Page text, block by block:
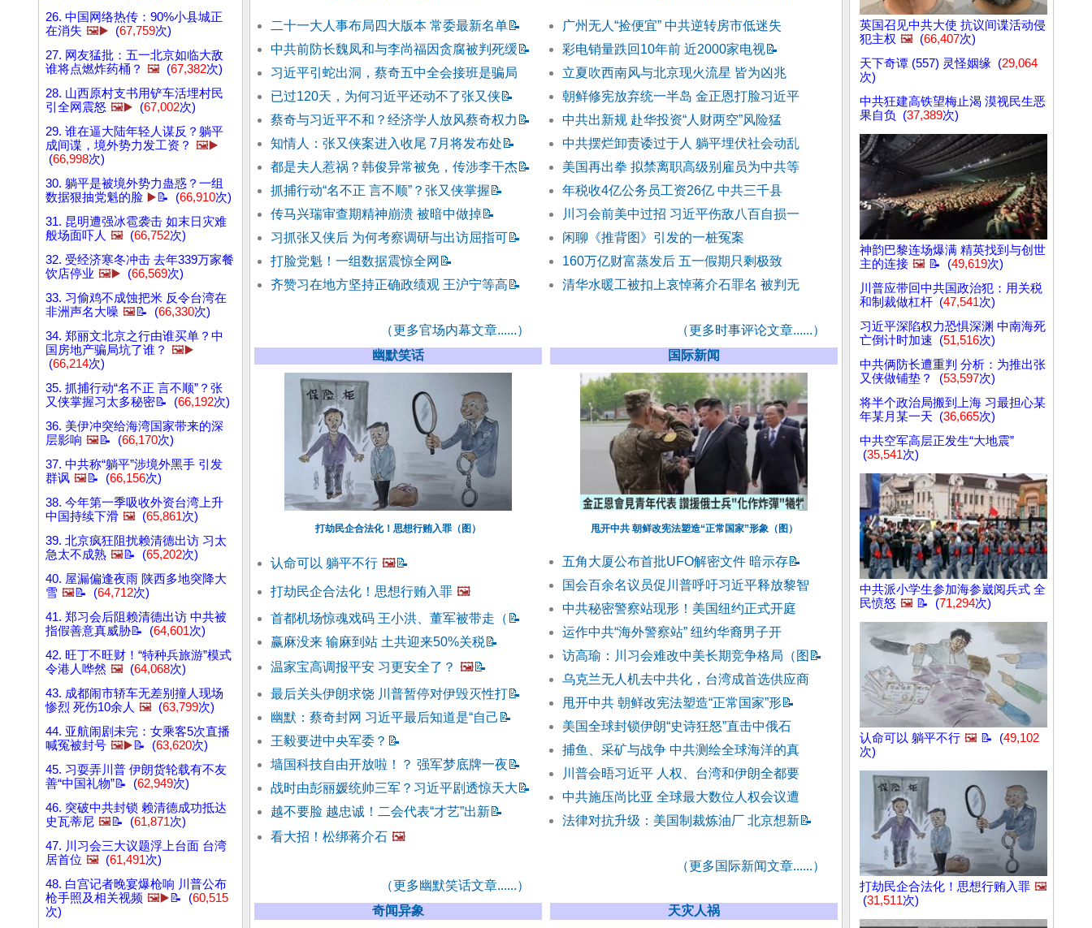
26. 中国网络热传：90%小县城正
在消失 🖼️▶️ (67,759次)
27. 网友猛批：五一北京如临大敌
谁将点燃炸药桶？ 🖼️ (67,382次)
28. 山西原村支书用铲车活埋村民
引全网震怒 🖼️▶️ (67,002次)
29. 谁在逼大陆年轻人谋反？躺平
成间谍，境外势力发工资？ 🖼️▶️
(66,998次)
30. 躺平是被境外势力蛊惑？一组
数据狠抽党魁的脸 ▶️📝 (66,910次)
31. 昆明遭强冰雹袭击 如末日灾难
般场面吓人 🖼️ (66,752次)
32. 受经济寒冬冲击 去年339万家餐
饮店停业 🖼️▶️ (66,569次)
33. 习偷鸡不成蚀把米 反令台湾在
非洲声名大噪 🖼️📝 (66,330次)
34. 郑丽文北京之行由谁买单？中
国房地产骗局坑了谁？ 🖼️▶️
(66,214次)
35. 抓捕行动“名不正 言不顺”？张
又侠掌握习太多秘密📝 (66,192次)
36. 美伊冲突给海湾国家带来的深
层影响 🖼️📝 (66,170次)
37. 中共称“躺平”涉境外黑手 引发
群讽 🖼️📝 (66,156次)
38. 今年第一季吸收外资台湾上升
中国持续下滑 🖼️ (65,861次)
39. 北京疯狂阻扰赖清德出访 习太
急太不成熟 🖼️📝 (65,202次)
40. 屋漏偏逢夜雨 陕西多地突降大
雪 🖼️📝 (64,712次)
41. 郑习会后阻赖清德出访 中共被
指假善意真威胁📝 (64,601次)
42. 旺丁不旺财！“特种兵旅游”模式
令港人哗然 🖼️ (64,068次)
43. 成都闹市轿车无差别撞人现场
惨烈 死伤10余人 🖼️ (63,799次)
44. 亚航闹剧未完：女乘客5次直播
喊冤被封号 🖼️▶️📝 (63,620次)
45. 习耍弄川普 伊朗货轮载有不友
善“中国礼物”📝 (62,949次)
46. 突破中共封锁 赖清德成功抵达
史瓦蒂尼 🖼️📝 (61,871次)
47. 川习会三大议题浮上台面 台湾
居首位 🖼️ (61,491次)
48. 白宫记者晚宴爆枪响 川普公布
枪手照及相关视频 🖼️▶️📝 (60,515
次)
二十一大人事布局四大版本 常委最新名单📝
中共前防长魏凤和与李尚福因贪腐被判死缓📝
习近平引蛇出洞，蔡奇五中全会接班是骗局
已过120天，为何习近平还动不了张又侠📝
蔡奇与习近平不和？经济学人放风蔡奇权力 📝
知情人：张又侠案进入收尾 7月将发布处 📝
都是夫人惹祸？韩俊异常被免，传涉李干杰📝
抓捕行动“名不正 言不顺”？张又侠掌握 📝
传马兴瑞审查期精神崩溃 被暗中做掉📝
习抓张又侠后 为何考察调研与出访屈指可📝
打脸党魁！一组数据震惊全网 📝
齐赞习在地方坚持正确政绩观 王沪宁等高 📝
（更多官场内幕文章......）
广州无人“捡便宜” 中共逆转房市低迷失
彩电销量跌回10年前 近2000家电视📝
立夏吹西南风与北京现火流星 皆为凶兆
朝鲜修宪放弃统一半岛 金正恩打脸习近平
中共出新规 赴华投资“人财两空”风险猛
中共摆烂卸责诿过于人 躺平埋伏社会动乱
美国再出拳 拟禁离职高级别雇员为中共等
年税收4亿公务员工资26亿 中共三千县
川习会前美中过招 习近平伤敌八百自损一
闲聊《推背图》引发的一桩冤案
160万亿财富蒸发后 五一假期只剩极致
清华水暖工被扣上哀悼蒋介石罪名 被判无
（更多时事评论文章......）
幽默笑话
打劫民企合法化！思想行贿入罪（图）
认命可以 躺平不行 🖼️📝
打劫民企合法化！思想行贿入罪 🖼️
首都机场惊魂戏码 王小洪、董军被带走（ 📝
赢麻没来 输麻到站 土共迎来50%关税📝
温家宝高调报平安 习更安全了？ 🖼️📝
最后关头伊朗求饶 川普暂停对伊毁灭性打📝
幽默：蔡奇封网 习近平最后知道是“自己 📝
王毅要进中央军委？ 📝
墙国科技自由开放啦！？ 强军梦底牌一夜 📝
战时由彭丽媛统帅三军？习近平剧透惊天大 📝
越不要脸 越忠诚！二会代表“才艺”出新📝
看大招！松绑蒋介石 🖼️
（更多幽默笑话文章......）
国际新闻
甩开中共 朝鲜改宪法塑造“正常国家”形象（图）
五角大厦公布首批UFO解密文件 暗示存📝
国会百余名议员促川普呼吁习近平释放黎智
中共秘密警察站现形！美国纽约正式开庭
运作中共“海外警察站” 纽约华裔男子开
访高瑜：川习会难改中美长期竞争格局（图 📝
乌克兰无人机去中共化，台湾成首选供应商
甩开中共 朝鲜改宪法塑造“正常国家”形📝
美国全球封锁伊朗“史诗狂怒”直击中俄石
捕鱼、采矿与战争 中共测绘全球海洋的真
川普会晤习近平 人权、台湾和伊朗全都要
中共施压尚比亚 全球最大数位人权会议遭
法律对抗升级：美国制裁炼油厂 北京想新📝
（更多国际新闻文章......）
奇闻异象 天灾人祸
英国召见中共大使 抗议间谍活动侵
犯主权 🖼️ (66,407次)
天下奇谭 (557) 灵怪姻缘 (29,064
次)
中共狂建高铁望梅止渴 漠视民生恶
果自负 (37,389次)
神韵巴黎连场爆满 精英找到与创世
主的连接 🖼️ 📝 (49,619次)
川普应带回中共国政治犯：用关税
和制裁做杠杆 (47,541次)
习近平深陷权力恐惧深渊 中南海死
亡倒计时加速 (51,516次)
中共俩防长遭重判 分析：为推出张
又侠做铺垫？ (53,597次)
将半个政治局搬到上海 习最担心某
年某月某一天 (36,665次)
中共空军高层正发生“大地震”
(35,541次)
中共派小学生参加海参崴阅兵式 全
民愤怒 🖼️ 📝 (71,294次)
认命可以 躺平不行 🖼️ 📝 (49,102
次)
打劫民企合法化！思想行贿入罪 🖼️
(31,511次)